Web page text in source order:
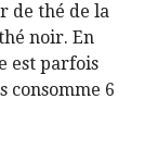
de thé de la
noir. En
est parfois
consomme 6